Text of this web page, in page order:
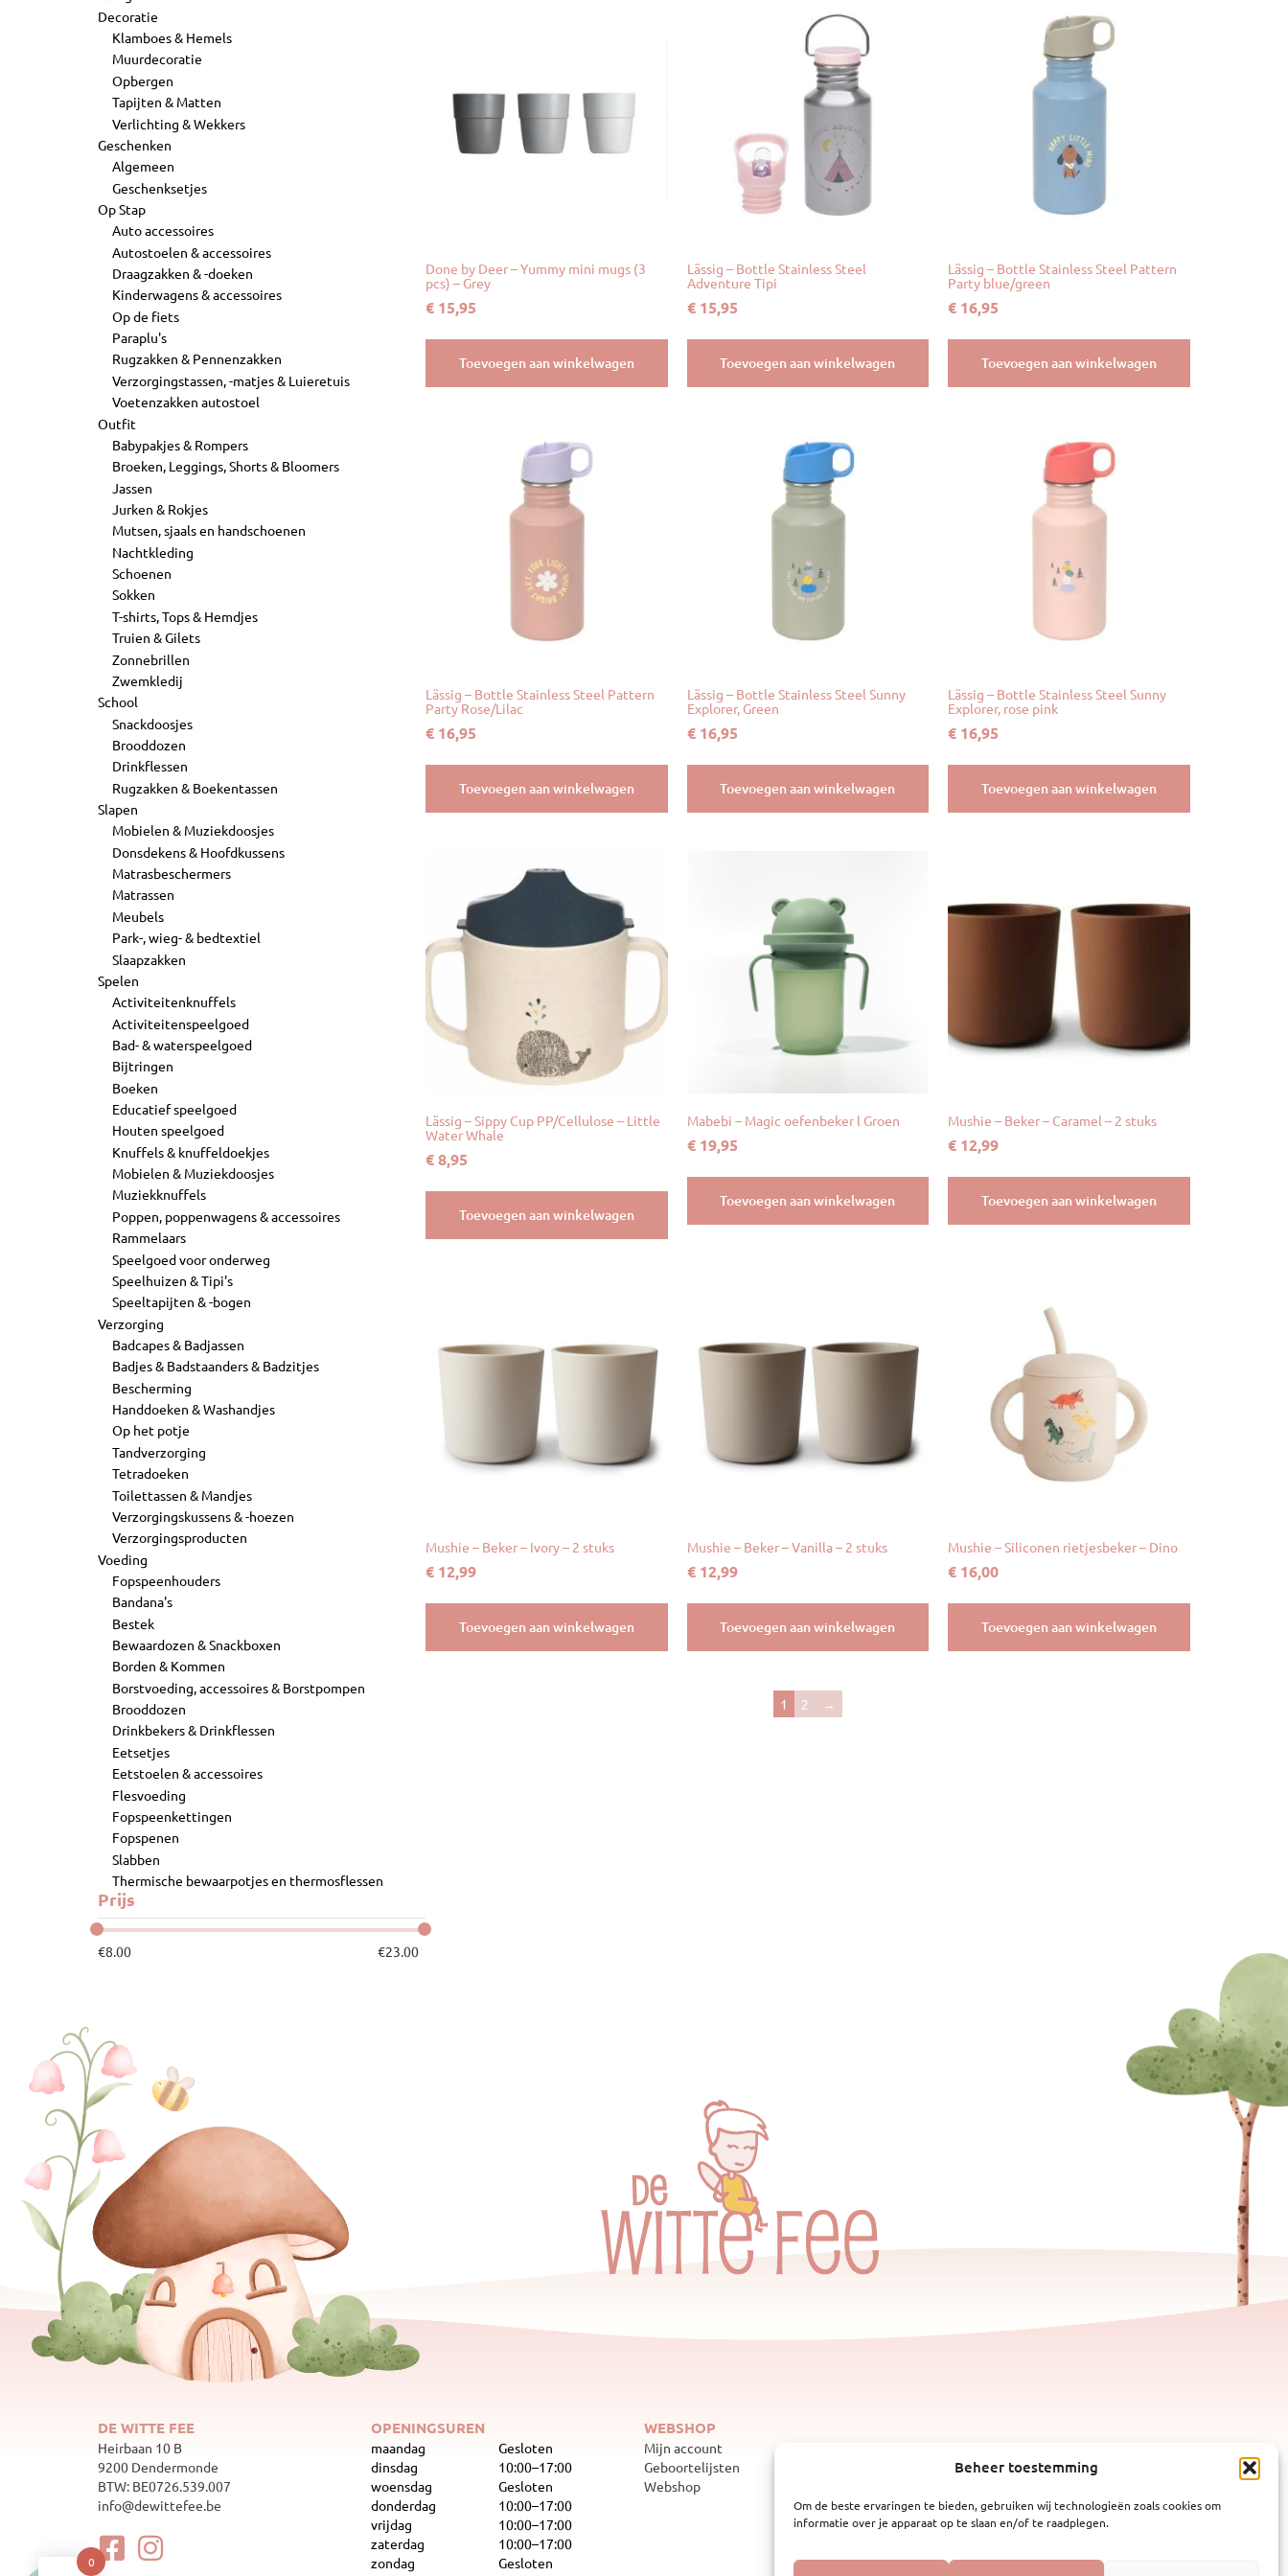
Beheer toestemming
Om de beste ervaringen te bieden, gebruiken wij technologieën zoals cookies om
informatie over je apparaat op te slaan en/of te raadplegen.
Decoratie
Klamboes & Hemels
Muurdecoratie
Opbergen
Tapijten & Matten
Verlichting & Wekkers
Geschenken
Algemeen
Geschenksetjes
Op Stap
Auto accessoires
Autostoelen & accessoires
Draagzakken & -doeken
Kinderwagens & accessoires
Op de fiets
Paraplu's
Rugzakken & Pennenzakken
Verzorgingstassen, -matjes & Luieretuis
Voetenzakken autostoel
Outfit
Babypakjes & Rompers
Broeken, Leggings, Shorts & Bloomers
Jassen
Jurken & Rokjes
Mutsen, sjaals en handschoenen
Nachtkleding
Schoenen
Sokken
T-shirts, Tops & Hemdjes
Truien & Gilets
Zonnebrillen
Zwemkledij
School
Snackdoosjes
Brooddozen
Drinkflessen
Rugzakken & Boekentassen
Slapen
Mobielen & Muziekdoosjes
Donsdekens & Hoofdkussens
Matrasbeschermers
Matrassen
Meubels
Park-, wieg- & bedtextiel
Slaapzakken
Spelen
Activiteitenknuffels
Activiteitenspeelgoed
Bad- & waterspeelgoed
Bijtringen
Boeken
Educatief speelgoed
Houten speelgoed
Knuffels & knuffeldoekjes
Mobielen & Muziekdoosjes
Muziekknuffels
Poppen, poppenwagens & accessoires
Rammelaars
Speelgoed voor onderweg
Speelhuizen & Tipi's
Speeltapijten & -bogen
Verzorging
Badcapes & Badjassen
Badjes & Badstaanders & Badzitjes
Bescherming
Handdoeken & Washandjes
Op het potje
Tandverzorging
Tetradoeken
Toilettassen & Mandjes
Verzorgingskussens & -hoezen
Verzorgingsproducten
Voeding
Fopspeenhouders
Bandana's
Bestek
Bewaardozen & Snackboxen
Borden & Kommen
Borstvoeding, accessoires & Borstpompen
Brooddozen
Drinkbekers & Drinkflessen
Eetsetjes
Eetstoelen & accessoires
Flesvoeding
Fopspeenkettingen
Fopspenen
Slabben
Thermische bewaarpotjes en thermosflessen
Prijs
€8.00 €23.00
Done by Deer – Yummy mini mugs (3
pcs) – Grey
€ 15,95
Toevoegen aan winkelwagen
Lässig – Bottle Stainless Steel
Adventure Tipi
€15,95
Toevoegen aan winkelwagen
Lässig – Bottle Stainless Steel Pattern
Party blue/green
€ 16,95
Toevoegen aan winkelwagen
Lässig – Bottle Stainless Steel Pattern
Party Rose/Lilac
€ 16,95
Toevoegen aan winkelwagen
Lässig – Bottle Stainless Steel Sunny
Explorer, Green
€16,95
Toevoegen aan winkelwagen
Lässig – Bottle Stainless Steel Sunny
Explorer, rose pink
€ 16,95
Toevoegen aan winkelwagen
Lässig – Sippy Cup PP/Cellulose – Little
Water Whale
€8,95
Toevoegen aan winkelwagen
Mabebi – Magic oefenbeker l Groen
€19,95
Toevoegen aan winkelwagen
Mushie – Beker – Caramel – 2 stuks
€ 12,99
Toevoegen aan winkelwagen
Mushie – Beker – Ivory – 2 stuks
€ 12,99
Toevoegen aan winkelwagen
Mushie – Beker – Vanilla – 2 stuks
€12,99
Toevoegen aan winkelwagen
Mushie – Siliconen rietjesbeker – Dino
€ 16,00
Toevoegen aan winkelwagen
1 2 →
DE WITTE FEE
Heirbaan 10 B
9200 Dendermonde
BTW: BE0726.539.007
info@dewittefee.be
OPENINGSUREN
maandag
Gesloten
dinsdag
10:00–17:00
woensdag
Gesloten
donderdag
10:00–17:00
vrijdag
10:00–17:00
zaterdag
10:00–17:00
zondag
Gesloten
WEBSHOP
Mijn account
Geboortelijsten
Webshop
0